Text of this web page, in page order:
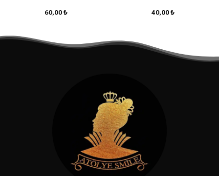
60,00₺ 40,00₺